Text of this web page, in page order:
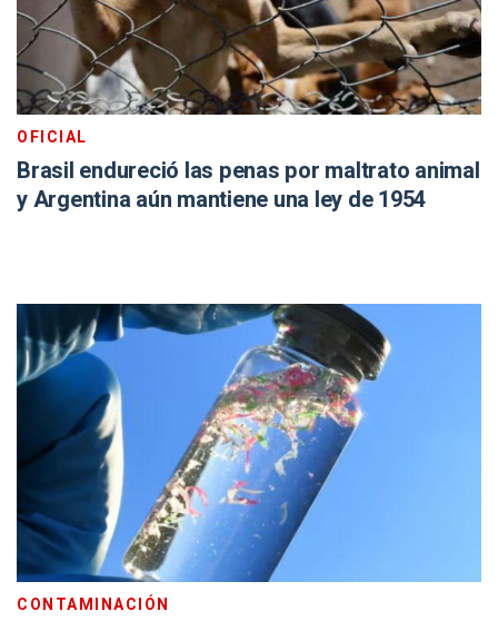
OFICIAL
Brasil endureció las penas por maltrato animal
y Argentina aún mantiene una ley de 1954
CONTAMINACIÓN